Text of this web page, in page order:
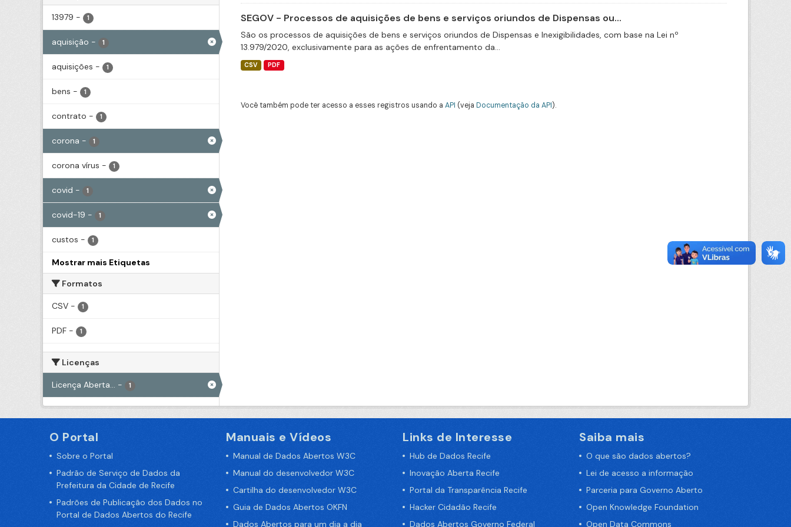
13979 - 1
aquisição - 1
aquisições - 1
bens - 1
contrato - 1
corona - 1
corona vírus - 1
covid - 1
covid-19 - 1
custos - 1
Mostrar mais Etiquetas
Formatos
CSV - 1
PDF - 1
Licenças
Licença Aberta... - 1
SEGOV - Processos de aquisições de bens e serviços oriundos de Dispensas ou...
São os processos de aquisições de bens e serviços oriundos de Dispensas e Inexigibilidades, com base na Lei nº
13.979/2020, exclusivamente para as ações de enfrentamento da...
CSV PDF
Você também pode ter acesso a esses registros usando a API (veja Documentação da API).
O Portal
Sobre o Portal
Padrão de Serviço de Dados da
Prefeitura da Cidade de Recife
Padrões de Publicação dos Dados no
Portal de Dados Abertos do Recife
Manuais e Vídeos
Manual de Dados Abertos W3C
Manual do desenvolvedor W3C
Cartilha do desenvolvedor W3C
Guia de Dados Abertos OKFN
Dados Abertos para um dia a dia
Links de Interesse
Hub de Dados Recife
Inovação Aberta Recife
Portal da Transparência Recife
Hacker Cidadão Recife
Dados Abertos Governo Federal
Saiba mais
O que são dados abertos?
Lei de acesso a informação
Parceria para Governo Aberto
Open Knowledge Foundation
Open Data Commons